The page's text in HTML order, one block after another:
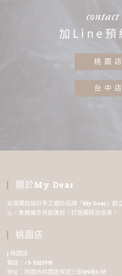
contact
加Line預
桃園店
台中店
關於My Dear
台灣獨創設計手工婚紗品牌「My Dear」創
心，象徵攜手共創美好，打造獨特自信美。
桃園店
| 桃園店
電話：03-3321991
地址：桃園市桃園區保定三街89巷10號